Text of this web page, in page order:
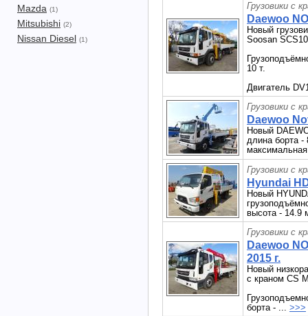
Mazda (1)
Mitsubishi (2)
Nissan Diesel (1)
Грузовики с
Daewoo
Новый
Soosan
10 т.
Двигатель
Грузовики с
Daewoo
Новый
длина борта -
Грузовики с
Hyundai
Новый
высота - 14.9
Грузовики с
Daewoo
2015 г.
Новый
с краном CS
борта - ... >>>